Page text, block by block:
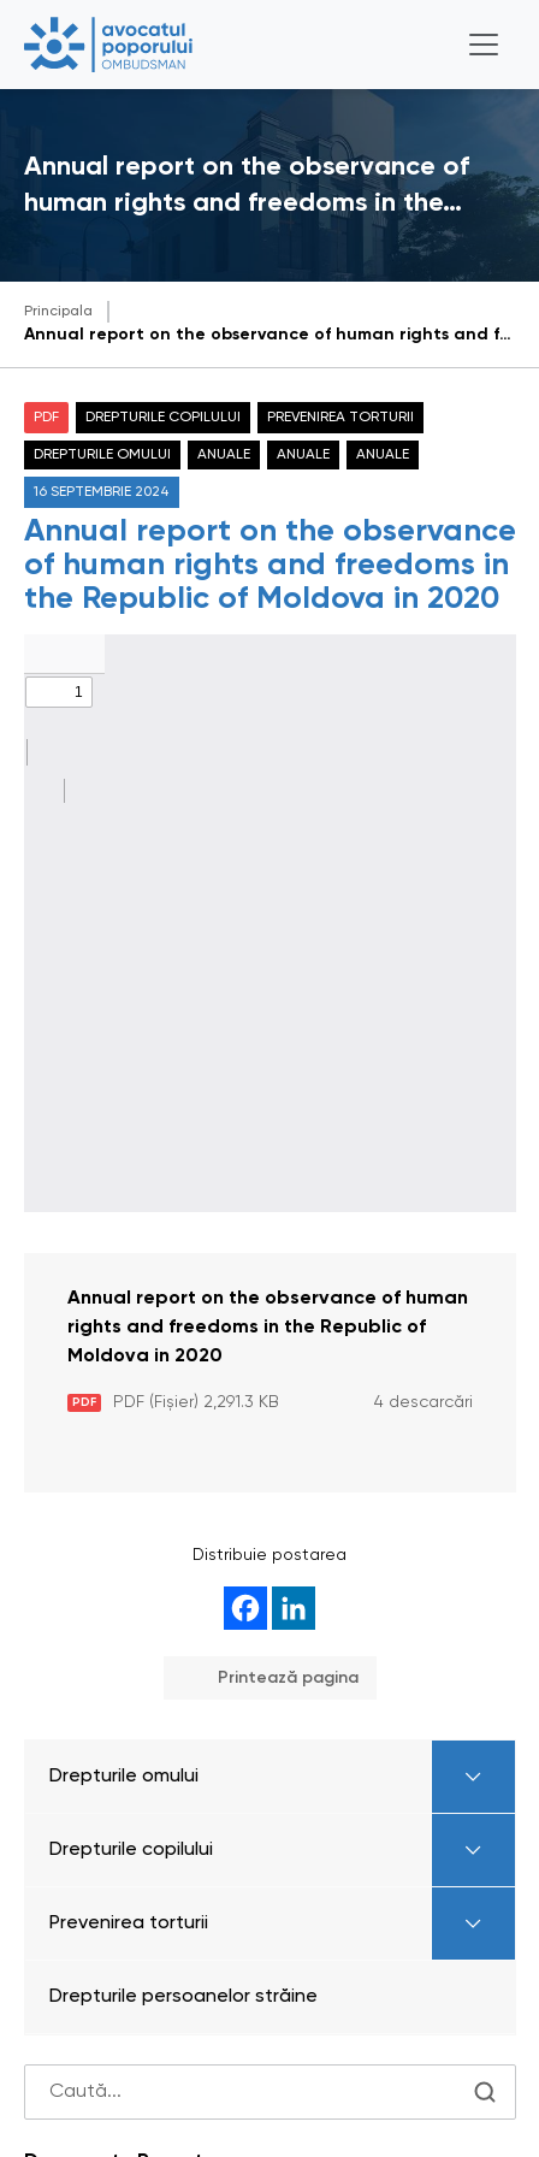
Annual report on the observance of
human rights and freedoms in the…
Principala
Annual report on the observance of human rights and freedoms in the Republic of Moldova in 2020
PDF DREPTURILE COPILULUI PREVENIREA TORTURII
DREPTURILE OMULUI ANUALE ANUALE ANUALE
16 SEPTEMBRIE 2024
Annual report on the observance
of human rights and freedoms in
the Republic of Moldova in 2020
Annual report on the observance of human
rights and freedoms in the Republic of
Moldova in 2020
PDF PDF (Fișier) 2,291.3 KB 4 descarcări
Distribuie postarea
Printează pagina
Drepturile omului
Drepturile copilului
Prevenirea torturii
Drepturile persoanelor străine